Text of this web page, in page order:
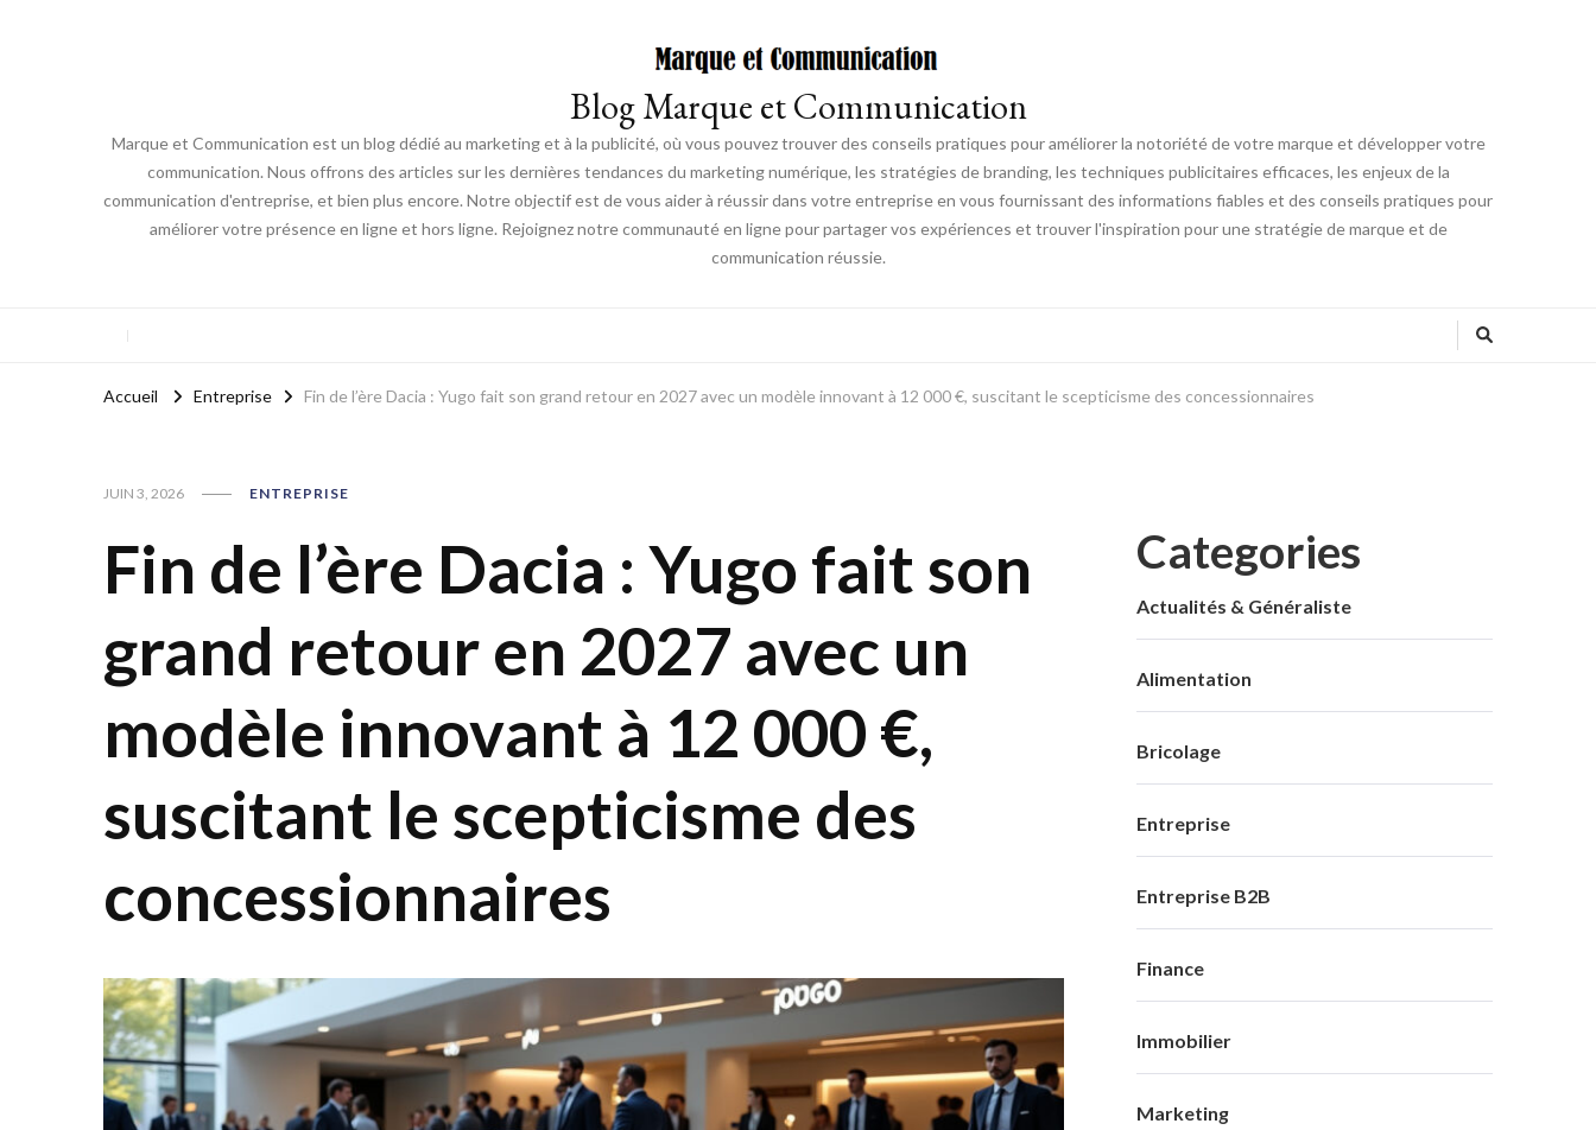
Blog Marque et Communication
Marque et Communication est un blog dédié au marketing et à la publicité, où vous pouvez trouver des conseils pratiques pour améliorer la notoriété de votre marque et développer votre
communication. Nous offrons des articles sur les dernières tendances du marketing numérique, les stratégies de branding, les techniques publicitaires efficaces, les enjeux de la
communication d'entreprise, et bien plus encore. Notre objectif est de vous aider à réussir dans votre entreprise en vous fournissant des informations fiables et des conseils pratiques pour
améliorer votre présence en ligne et hors ligne. Rejoignez notre communauté en ligne pour partager vos expériences et trouver l'inspiration pour une stratégie de marque et de
communication réussie.
Accueil Entreprise Fin de l’ère Dacia : Yugo fait son grand retour en 2027 avec un modèle innovant à 12 000 €, suscitant le scepticisme des concessionnaires
JUIN 3, 2026 ENTREPRISE
Fin de l’ère Dacia : Yugo fait son
grand retour en 2027 avec un
modèle innovant à 12 000 €,
suscitant le scepticisme des
concessionnaires
Categories
Actualités & Généraliste
Alimentation
Bricolage
Entreprise
Entreprise B2B
Finance
Immobilier
Marketing